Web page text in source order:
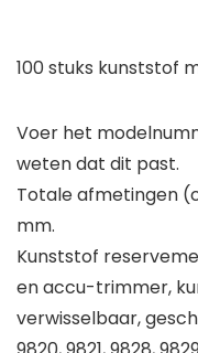
100 stuks kunststof
Voer het
weten dat dit past.
Totale afmetingen
mm.
Kunststof
en accu-trimmer,
verwisselbaar,